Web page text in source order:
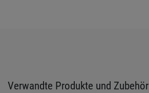
Verwandte Produkte und Zubehör